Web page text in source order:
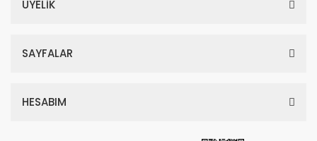
ÜYELİK
SAYFALAR
HESABIM